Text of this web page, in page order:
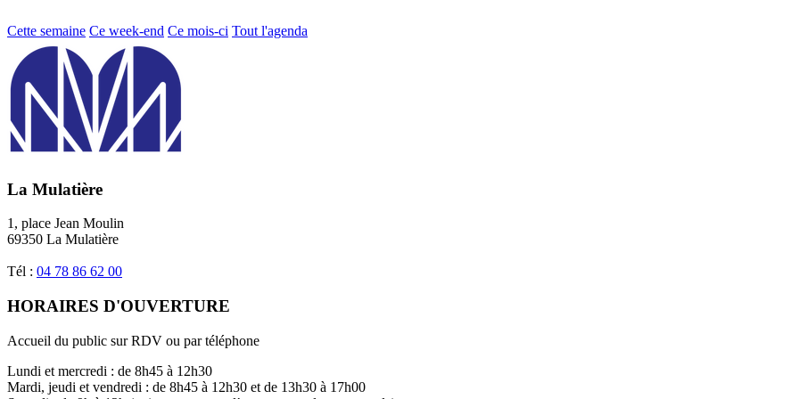
Cette semaine Ce week-end Ce mois-ci Tout l'agenda
La Mulatière
1, place Jean Moulin
69350 La Mulatière
Tél : 04 78 86 62 00
HORAIRES D'OUVERTURE
Accueil du public sur RDV ou par téléphone
Lundi et mercredi : de 8h45 à 12h30
Mardi, jeudi et vendredi : de 8h45 à 12h30 et de 13h30 à 17h00